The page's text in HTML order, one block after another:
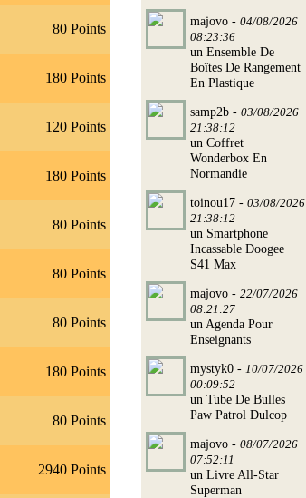
80 Points
180 Points
120 Points
180 Points
80 Points
80 Points
80 Points
180 Points
80 Points
2940 Points
majovo - 04/08/2026
08:23:36
un Ensemble De
Boîtes De Rangement
En Plastique
samp2b - 03/08/2026
21:38:12
un Coffret
Wonderbox En
Normandie
toinou17 - 03/08/2026
21:38:12
un Smartphone
Incassable Doogee
S41 Max
majovo - 22/07/2026
08:21:27
un Agenda Pour
Enseignants
mystyk0 - 10/07/2026
00:09:52
un Tube De Bulles
Paw Patrol Dulcop
majovo - 08/07/2026
07:52:11
un Livre All-Star
Superman